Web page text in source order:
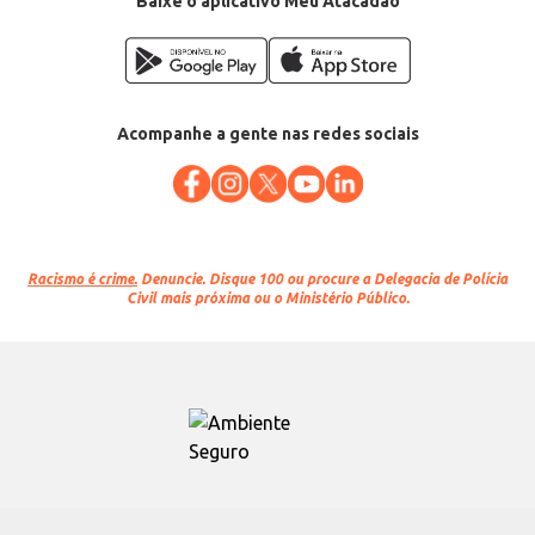
Acompanhe a gente nas redes sociais
Racismo é crime. Denuncie. Disque 100 ou procure a Delegacia de Polícia
Civil mais próxima ou o Ministério Público.